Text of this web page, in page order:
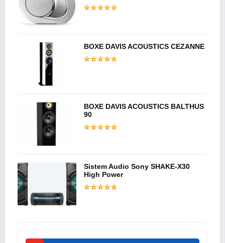
BOXE DAVIS ACOUSTICS CEZANNE
BOXE DAVIS ACOUSTICS BALTHUS
90
Sistem Audio Sony SHAKE-X30
High Power